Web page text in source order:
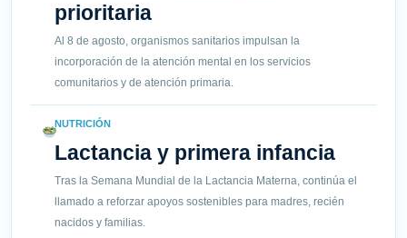
prioritaria
Al 8 de agosto, organismos sanitarios impulsan la
incorporación de la atención mental en los servicios
comunitarios y de atención primaria.
NUTRICIÓN
Lactancia y primera infancia
Tras la Semana Mundial de la Lactancia Materna, continúa el
llamado a reforzar apoyos sostenibles para madres, recién
nacidos y familias.